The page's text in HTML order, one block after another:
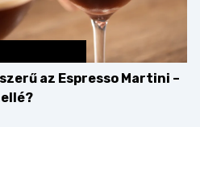
az Espresso Martini –